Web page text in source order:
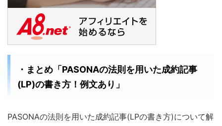
・まとめ「PASONAの法則を用いた成約記事
(LP)の書き方！例文あり」
PASONAの法則を用いた成約記事(LPの書き方)について解